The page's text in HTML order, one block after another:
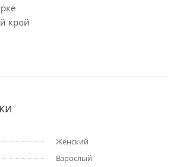
крой
Женский
Взрослый